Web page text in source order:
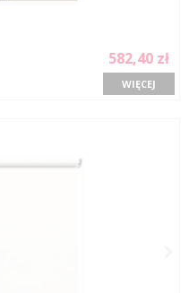
582,40 zł
WIĘCEJ